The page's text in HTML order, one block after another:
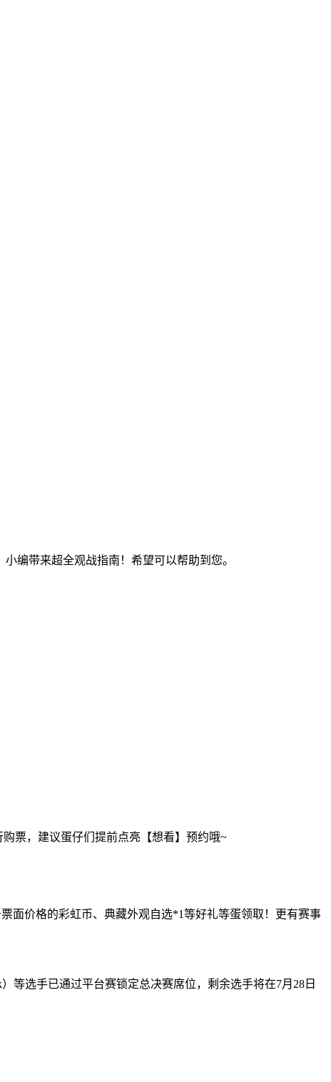
编带来超全观战指南！希望可以帮助到您。
票，建议蛋仔们提前点亮【想看】预约哦~
面价格的彩虹币、典藏外观自选*1等好礼等蛋领取！更有赛事
等选手已通过平台赛锁定总决赛席位，剩余选手将在7月28日